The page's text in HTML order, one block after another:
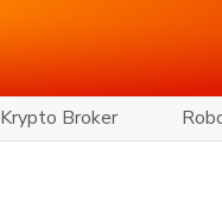
Krypto Broker